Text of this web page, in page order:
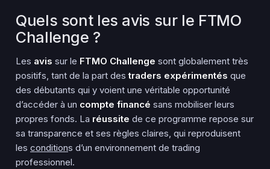
Quels sont les avis sur le FTMO
Challenge ?
Les avis sur le FTMO Challenge sont globalement très
positifs, tant de la part destraders expérimentés que
des débutants qui y voient une véritable opportunité
d’accéder à un compte financé sans mobiliser leurs
propres fonds. La réussite de ce programme repose sur
sa transparence et ses règles claires, qui reproduisent
les conditions d’un environnement de trading
professionnel.